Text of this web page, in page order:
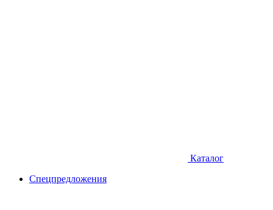
Каталог
Спецпредложения